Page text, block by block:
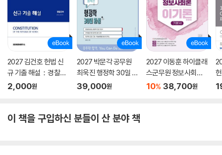
2027 김건호 헌법 신
규 기출 해설：경찰간
부
2,000원
2027 박문각 공무원
최욱진 행정학 30일 완
성 기본서
39,000원
2027 이동훈 하이클래
스군무원 정보사회론
이기론 기본서
10% 38,700원
이 책을 구입하신 분들이 산 분야 책